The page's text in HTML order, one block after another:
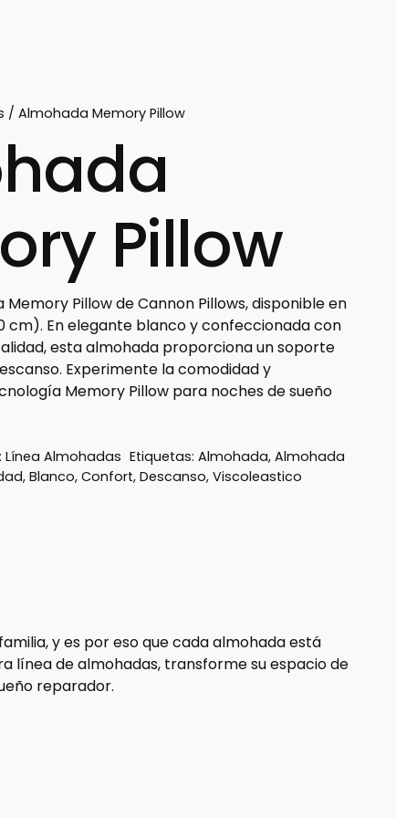
/ Almohada Memory Pillow
Pillow
Pillow de Cannon Pillows, disponible en
cm). En elegante blanco y confeccionada con
esta almohada proporciona un soporte
Experimente la comodidad y
Memory Pillow para noches de sueño
Línea Almohadas Etiquetas: Almohada, Almohada
,Blanco,Confort,Descanso,Viscoleastico
y es por eso que cada almohada está
línea de almohadas, transforme su espacio de
reparador.